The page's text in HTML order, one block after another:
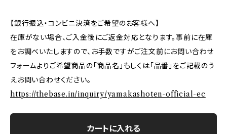
【銀行振込・コンビニ決済をご希望のお客様へ】
在庫がない場合、ご入金後にご返金対応となります。事前に在庫
をお調べいたしますので、お手数ですがご注文前にお問い合わせ
フォームよりご希望商品の「商品名」もしくは「品番」をご記載のう
えお問い合わせください。
https://thebase.in/inquiry/yamakashoten-official-ec
カートに入れる